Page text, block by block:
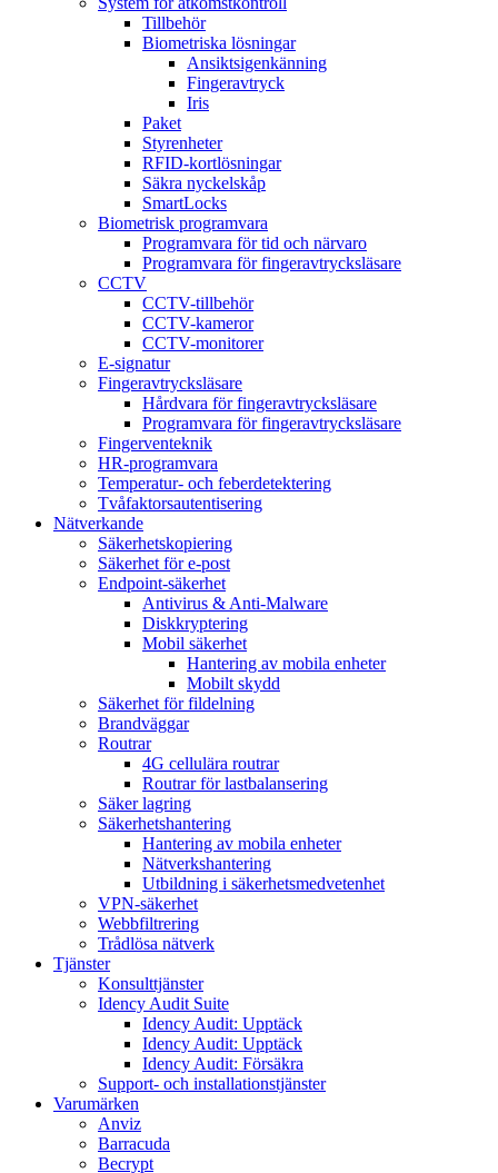
Tillbehör
Biometriska lösningar
Ansiktsigenkänning
Fingeravtryck
Iris
Paket
Styrenheter
RFID-kortlösningar
Säkra nyckelskåp
SmartLocks
Biometrisk programvara
Programvara för tid och närvaro
Programvara för fingeravtrycksläsare
CCTV
CCTV-tillbehör
CCTV-kameror
CCTV-monitorer
E-signatur
Fingeravtrycksläsare
Hårdvara för fingeravtrycksläsare
Programvara för fingeravtrycksläsare
Fingerventeknik
HR-programvara
Temperatur- och feberdetektering
Tvåfaktorsautentisering
Nätverkande
Säkerhetskopiering
Säkerhet för e-post
Endpoint-säkerhet
Antivirus & Anti-Malware
Diskkryptering
Mobil säkerhet
Hantering av mobila enheter
Mobilt skydd
Säkerhet för fildelning
Brandväggar
Routrar
4G cellulära routrar
Routrar för lastbalansering
Säker lagring
Säkerhetshantering
Hantering av mobila enheter
Nätverkshantering
Utbildning i säkerhetsmedvetenhet
VPN-säkerhet
Webbfiltrering
Trådlösa nätverk
Tjänster
Konsulttjänster
Idency Audit Suite
Idency Audit: Upptäck
Idency Audit: Upptäck
Idency Audit: Försäkra
Support- och installationstjänster
Varumärken
Anviz
Barracuda
Becrypt